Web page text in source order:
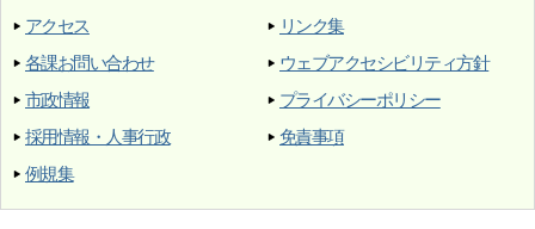
アクセス
各課お問い合わせ
市政情報
採用情報・人事行政
例規集
リンク集
ウェブアクセシビリティ方針
プライバシーポリシー
免責事項